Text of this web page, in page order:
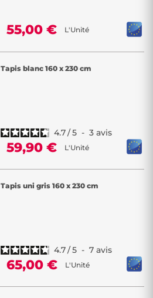
55,00 € L'Unité
Tapis blanc 160 x 230 cm
4.7/5 - 3 avis
59,90 € L'Unité
Tapis uni gris 160 x 230 cm
4.7/5 - 7 avis
65,00 € L'Unité